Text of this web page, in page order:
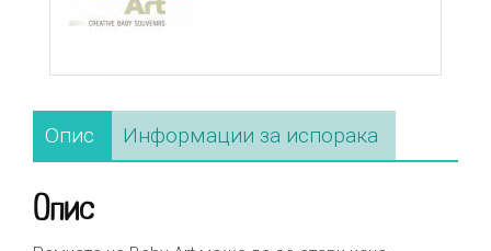
Опис Информации за испорака
Опис